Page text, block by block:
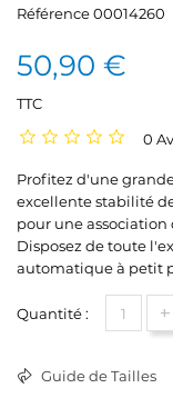
Référence00014260
50,90 €
TTC
0
Profitez d'une
excellente stabilité
pour une association
Disposez de toute
automatique à petit
Quantité : +
Guide de Tailles